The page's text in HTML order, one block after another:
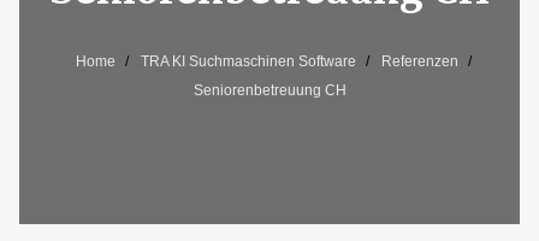
Home TRA KI Suchmaschinen Software
Referenzen
Seniorenbetreuung CH